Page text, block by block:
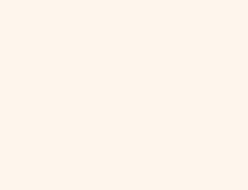
Die John
vielschichtiges
strukturierte
Aromen zu
Schokolade,
Zedernholz,